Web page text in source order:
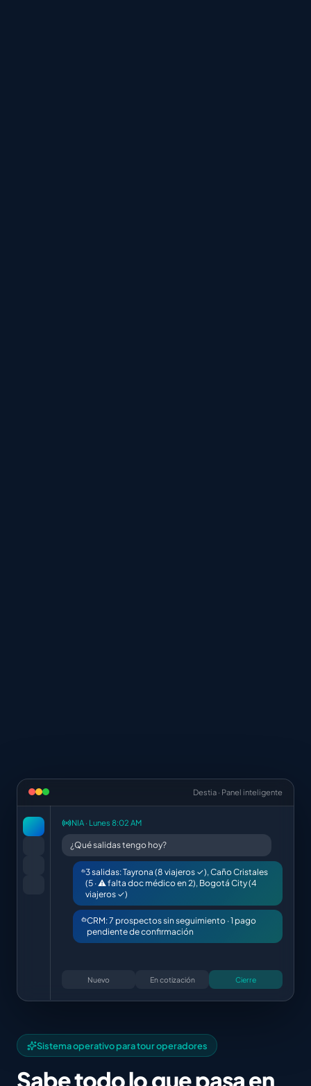
Sistema operativo para tour operadores
Sabe todo lo que pasa en
Destia · Panel inteligente
NIA · Lunes 8:02 AM
¿Qué salidas tengo hoy?
3 salidas: Tayrona (8 viajeros ✓), Caño Cristales
(5 · ⚠ falta doc médico en 2), Bogotá City (4
viajeros ✓)
CRM: 7 prospectos sin seguimiento · 1 pago
pendiente de confirmación
Nuevo En cotización Cierre